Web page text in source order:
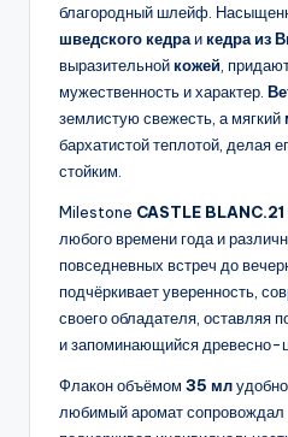
благородный шлейф.
шведского кедраикедра из
выразительнойкожей ,
мужественность и характер.
землистую свежесть, а мягкий
бархатистой теплотой, делая
стойким.
Milestone CASTLE BLANC.21
любого времени года и
повседневных встреч до
подчёркивает уверенность,
своего обладателя, оставляя
и запоминающийся
Флакон объёмом 35 мл
любимый аромат сопровождал